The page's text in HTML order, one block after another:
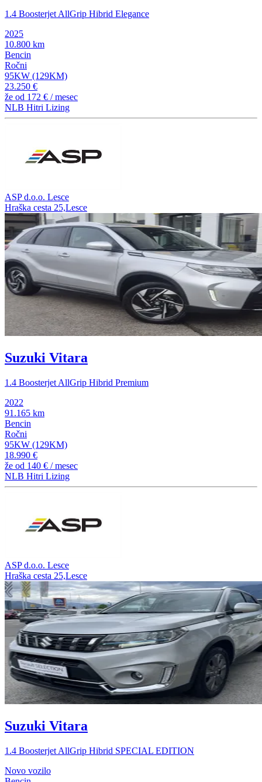
1.4 Boosterjet AllGrip Hibrid Elegance
2025
10.800 km
Bencin
Ročni
95KW (129KM)
23.250 €
že od 172 € / mesec
NLB Hitri Lizing
ASP d.o.o. Lesce
Hraška cesta 25,Lesce
Suzuki Vitara
1.4 Boosterjet AllGrip Hibrid Premium
2022
91.165 km
Bencin
Ročni
95KW (129KM)
18.990 €
že od 140 € / mesec
NLB Hitri Lizing
ASP d.o.o. Lesce
Hraška cesta 25,Lesce
Suzuki Vitara
1.4 Boosterjet AllGrip Hibrid SPECIAL EDITION
Novo vozilo